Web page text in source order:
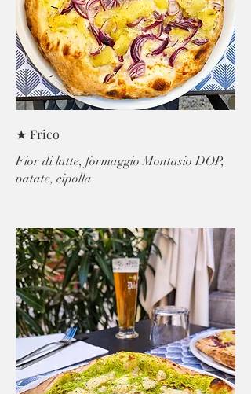
★ Frico
Fior di latte, formaggio Montasio DOP,
patate, cipolla